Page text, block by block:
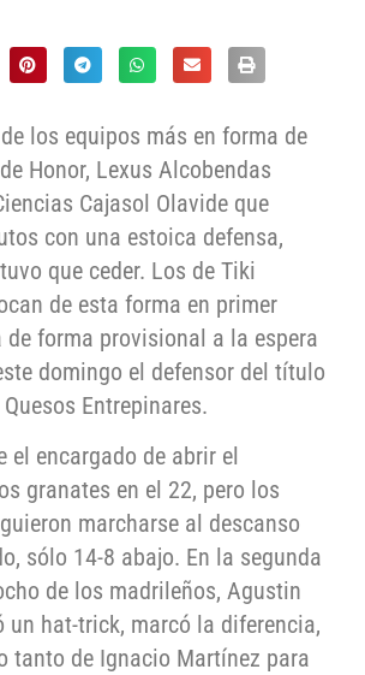
los equipos más en forma de
Honor, Lexus Alcobendas
Cajasol Olavide que
con una estoica defensa,
que ceder. Los de Tiki
de esta forma en primer
forma provisional a la espera
domingo el defensor del título
Entrepinares.
el encargado de abrir el
granates en el 22, pero los
marcharse al descanso
sólo 14-8 abajo. En la segunda
de los madrileños, Agustin
un hat-trick, marcó la diferencia,
tanto de Ignacio Martínez para